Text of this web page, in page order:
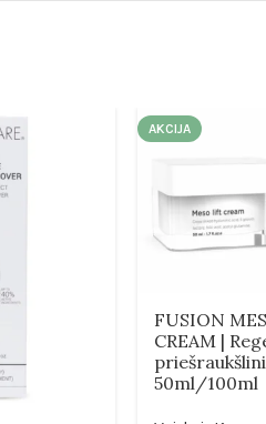
AKCIJA
FUSION
CREAM |
50ml/100ml